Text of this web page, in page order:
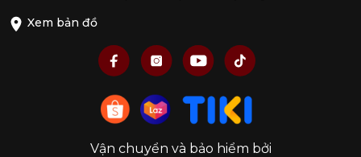
Xem bản đồ
Vận chuyển và bảo hiểm bởi